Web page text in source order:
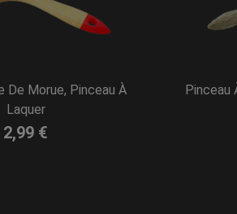
De Morue, Pinceau À
Laquer
2,99 €
Pinceau